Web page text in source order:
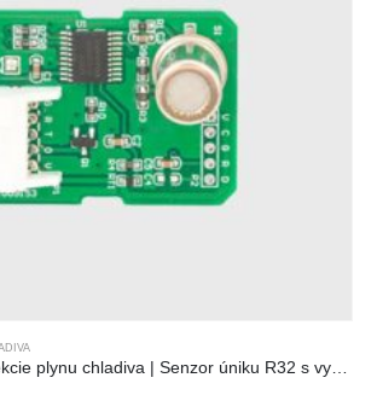
ZP201 Modul detekcie plynu chladiva | Senzor úniku R32 s vysokou citlivosťou